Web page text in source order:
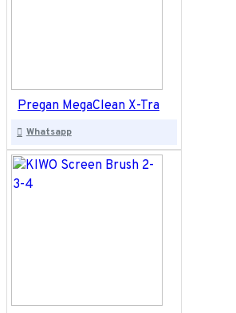
Pregan MegaClean X-Tra
Whatsapp